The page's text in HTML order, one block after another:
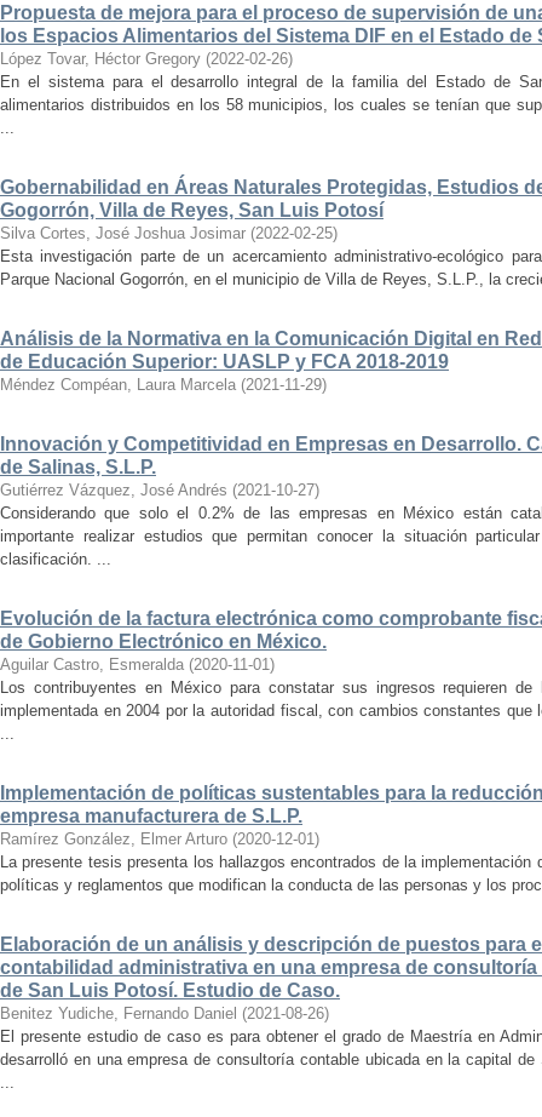
Propuesta de mejora para el proceso de supervisión de
los Espacios Alimentarios del Sistema DIF en el Estado
López Tovar, Héctor Gregory (2022-02-26)
En el sistema para el desarrollo integral de la familia del Estado de
alimentarios distribuidos en los 58 municipios, los cuales se tenían que
...
Gobernabilidad en Áreas Naturales Protegidas, Estudios
Gogorrón, Villa de Reyes, San Luis Potosí
Silva Cortes, José Joshua Josimar (2022-02-25)
Esta investigación parte de un acercamiento administrativo-ecológico
Parque Nacional Gogorrón, en el municipio de Villa de Reyes, S.L.P., la
Análisis de la Normativa en la Comunicación Digital en
de Educación Superior: UASLP y FCA 2018-2019
Méndez Compéan, Laura Marcela (2021-11-29)
Innovación y Competitividad en Empresas en Desarrollo.
de Salinas, S.L.P.
Gutiérrez Vázquez, José Andrés (2021-10-27)
Considerando que solo el 0.2% de las empresas en México están
importante realizar estudios que permitan conocer la situación
clasificación. ...
Evolución de la factura electrónica como comprobante
de Gobierno Electrónico en México.
Aguilar Castro, Esmeralda (2020-11-01)
Los contribuyentes en México para constatar sus ingresos requieren
implementada en 2004 por la autoridad fiscal, con cambios constantes
...
Implementación de políticas sustentables para la
empresa manufacturera de S.L.P.
Ramírez González, Elmer Arturo (2020-12-01)
La presente tesis presenta los hallazgos encontrados de la implementación
políticas y reglamentos que modifican la conducta de las personas y los
Elaboración de un análisis y descripción de puestos para
contabilidad administrativa en una empresa de
de San Luis Potosí. Estudio de Caso.
Benitez Yudiche, Fernando Daniel (2021-08-26)
El presente estudio de caso es para obtener el grado de Maestría en
desarrolló en una empresa de consultoría contable ubicada en la capital
...